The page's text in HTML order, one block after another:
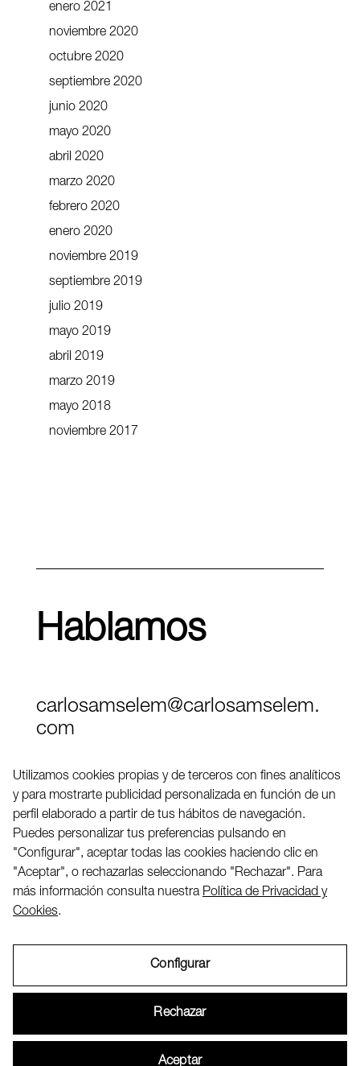
enero 2021
noviembre 2020
octubre 2020
septiembre 2020
junio 2020
mayo 2020
abril 2020
marzo 2020
febrero 2020
enero 2020
noviembre 2019
septiembre 2019
julio 2019
mayo 2019
abril 2019
marzo 2019
mayo 2018
noviembre 2017
Hablamos
carlosamselem@carlosamselem.
com
Twitter
LinkedIN
2026 ©
Utilizamos cookies propias y de terceros con fines analíticos
y para mostrarte publicidad personalizada en función de un
perfil elaborado a partir de tus hábitos de navegación.
Puedes personalizar tus preferencias pulsando en
"Configurar", aceptar todas las cookies haciendo clic en
"Aceptar", o rechazarlas seleccionando "Rechazar". Para
más información consulta nuestra Política de Privacidad y
Cookies.
Configurar
Rechazar
Aceptar
Política de Privacidad y Cookies